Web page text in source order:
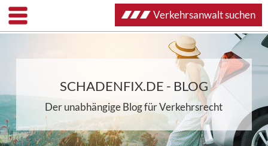
SCHADENFIX.DE - BLOG
Der unabhängige Blog für Verkehrsrecht
Verkehrsanwalt suchen